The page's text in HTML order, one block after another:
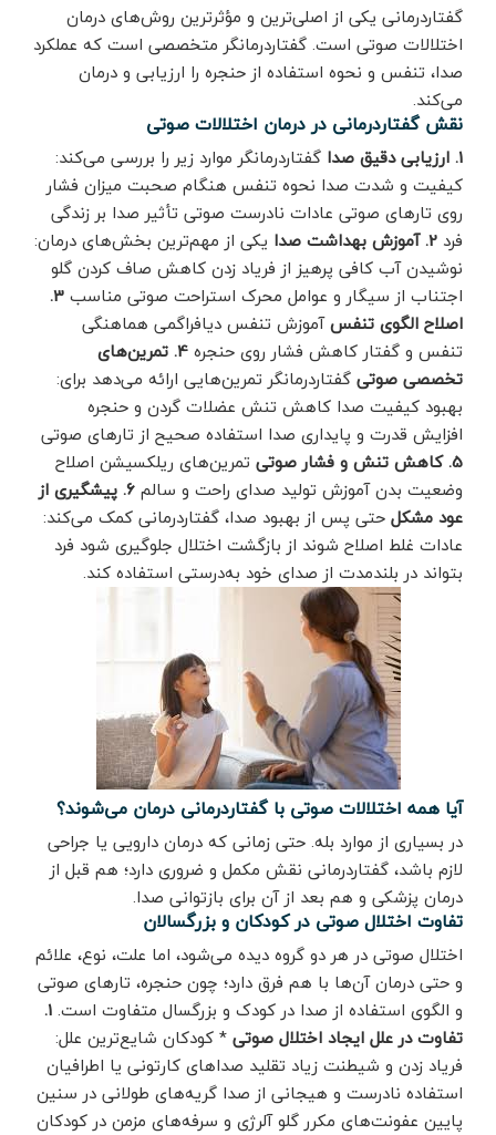
گفتاردرمانی یکی از اصلی‌ترین و مؤثرترین روش‌های درمان
اختلالات صوتی است. گفتاردرمانگر متخصصی است که عملکرد
صدا، تنفس و نحوه استفاده از حنجره را ارزیابی و درمان
می‌کند.
نقش گفتاردرمانی در درمان اختلالات صوتی
1. ارزیابی دقیق صدا
گفتاردرمانگر موارد زیر را بررسی می‌کند:
کیفیت و شدت صدا نحوه تنفس هنگام صحبت میزان فشار
روی تارهای صوتی عادات نادرست صوتی تأثیر صدا بر زندگی
فرد 2. آموزش بهداشت صدا
یکی از مهم‌ترین بخش‌های درمان:
نوشیدن آب کافی پرهیز از فریاد زدن کاهش صاف کردن گلو
اجتناب از سیگار و عوامل محرک استراحت صوتی مناسب 3.
اصلاح الگوی تنفسآموزش تنفس دیافراگمی هماهنگی
تنفس و گفتار کاهش فشار روی حنجره 4. تمرین‌های
تخصصی صوتیگفتاردرمانگر تمرین‌هایی ارائه می‌دهد برای:
بهبود کیفیت صدا کاهش تنش عضلات گردن و حنجره
افزایش قدرت و پایداری صدا استفاده صحیح از تارهای صوتی
5. کاهش تنش و فشار صوتی
تمرین‌های ریلکسیشن اصلاح
وضعیت بدن آموزش تولید صدای راحت و سالم 6. پیشگیری از
عود مشکلحتی پس از بهبود صدا، گفتاردرمانی کمک می‌کند:
عادات غلط اصلاح شوند از بازگشت اختلال جلوگیری شود فرد
بتواند در بلندمدت از صدای خود به‌درستی استفاده کند.
آیا همه اختلالات صوتی با گفتاردرمانی درمان می‌شوند؟
در بسیاری از موارد بله. حتی زمانی که درمان دارویی یا جراحی
لازم باشد، گفتاردرمانی نقش مکمل و ضروری دارد؛ هم قبل از
درمان پزشکی و هم بعد از آن برای بازتوانی صدا.
تفاوت اختلال صوتی در کودکان و بزرگسالان
اختلال صوتی در هر دو گروه دیده می‌شود، اما علت، نوع، علائم
و حتی درمان آن‌ها با هم فرق دارد؛ چون حنجره، تارهای صوتی
و الگوی استفاده از صدا در کودک و بزرگسال متفاوت است. 1.
تفاوت در علل ایجاد اختلال صوتی* کودکان شایع‌ترین علل:
فریاد زدن و شیطنت زیاد تقلید صداهای کارتونی یا اطرافیان
استفاده نادرست و هیجانی از صدا گریه‌های طولانی در سنین
پایین عفونت‌های مکرر گلو آلرژی و سرفه‌های مزمن در کودکان